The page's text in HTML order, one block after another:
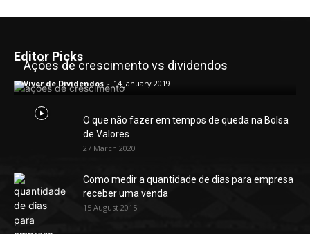
Editor Picks
Ações de crescimento vs dividendos
Viver de Dividendos - 14 January 2019
O que não fazer em tempos de queda na Bolsa
de Valores
27 March 2020
Como medir a quantidade de dias para empresa
receber uma venda
15 August 2015